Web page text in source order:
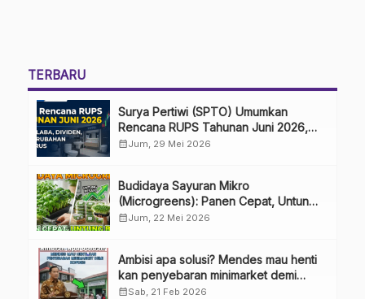
TERBARU
Surya Pertiwi (SPTO) Umumkan
Rencana RUPS Tahunan Juni 2026,
Bahas Penggunaan Laba Hingga
calendar_monthJum, 29 Mei 2026
Budidaya Sayuran Mikro
(Microgreens): Panen Cepat, Untung
Besar
calendar_monthJum, 22 Mei 2026
Ambisi apa solusi? Mendes mau henti
kan penyebaran minimarket demi
kopdes.
calendar_monthSab, 21 Feb 2026